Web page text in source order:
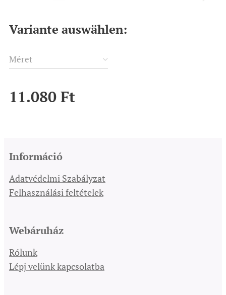
Variante auswählen:
Méret
11.080 Ft
Információ
Adatvédelmi Szabályzat
Felhasználási feltételek
Webáruház
Rólunk
Lépj velünk kapcsolatba